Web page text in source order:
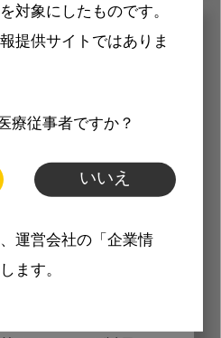
対象にしたものです。
提供サイトではありま
療従事者ですか？
いいえ
運営会社の「企業情
ます。
ト
も閲覧可能